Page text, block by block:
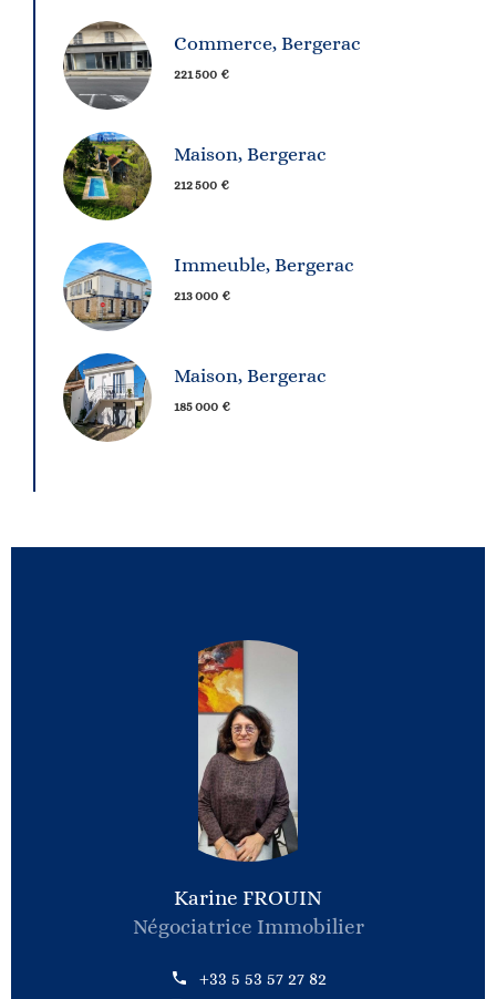
Commerce, Bergerac
221 500 €
Maison, Bergerac
212 500 €
Immeuble, Bergerac
213 000 €
Maison, Bergerac
185 000 €
Karine FROUIN
Négociatrice Immobilier
+33 5 53 57 27 82